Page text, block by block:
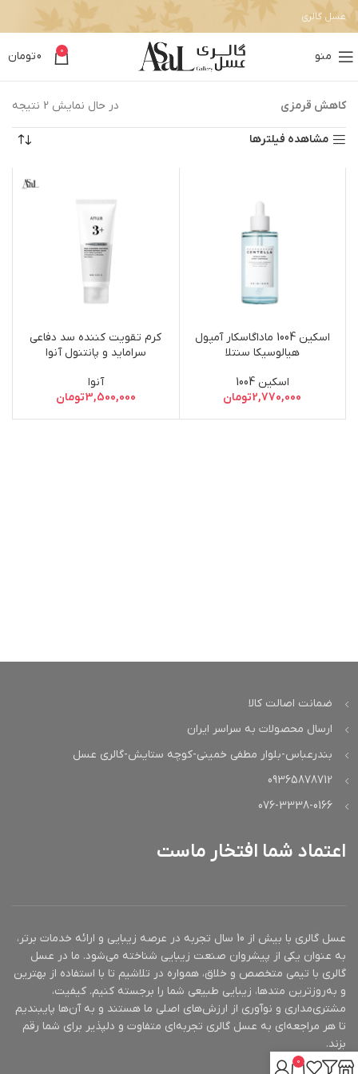
عسل گالری
منو 0
0تومان
کاهش قرمزی در حال نمایش 2 نتیجه
مشاهده فیلترها
اسکین 1004 ماداگاسکار آمپول
هیالوسیکا سنتلا
اسکین 1004
2,770,000تومان
کرم تقویت کننده سد دفاعی
سراماید و پانتنول آنوا
آنوا
3,500,000تومان
ضمانت اصالت کالا
ارسال محصولات به سراسر ایران
بندرعباس-بلوار مطفی خمینی-کوچه ستایش-گالری عسل
09365878712
076-3338-0166
اعتماد شما افتخار ماست
عسل گالری با بیش از 10 سال تجربه در عرصه زیبایی و ارائه خدمات برتر،
به عنوان یکی از پیشروان صنعت زیبایی شناخته می‌شود. ما در عسل
گالری با تیمی متخصص و خلاق، همواره در تلاشیم تا با استفاده از بهترین
و به‌روزترین متدها، زیبایی طبیعی شما را برجسته کنیم. کیفیت،
مشتری‌مداری و نوآوری از ارزش‌های اصلی ما هستند و به آن‌ها پایبندیم
تا هر مراجعه‌ای به عسل گالری تجربه‌ای متفاوت و دلپذیر برای شما رقم
بزند.
0